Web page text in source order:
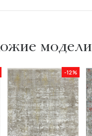
модели
-12%